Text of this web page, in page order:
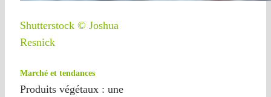
Shutterstock © Joshua
Resnick
Marché et tendances
Produits végétaux : une